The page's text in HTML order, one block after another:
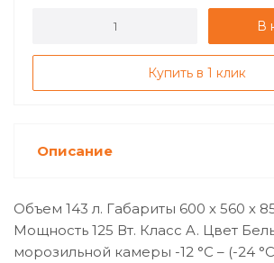
В
Купить в 1 клик
Описание
Объем 143 л. Габариты 600 х 560 х
Мощность 125 Вт. Класс A. Цвет
морозильной камеры -12 °С – (-24